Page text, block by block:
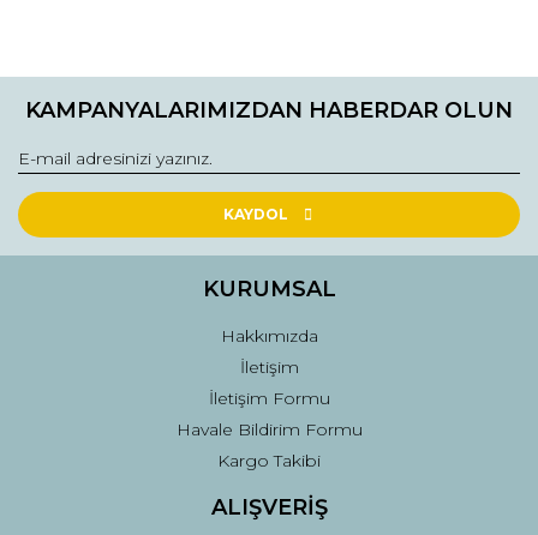
konularda yetersiz gördüğünüz noktaları öneri formunu
Görüş ve önerileriniz için teşekkür ederiz.
Ürün resmi kalitesiz, bozuk veya görüntülenemiyor.
Ürün açıklamasında eksik bilgiler bulunuyor.
Ürün fiyatı diğer sitelerden daha pahalı.
Gönder
KAMPANYALARIMIZDAN HABERDAR OLUN
KAYDOL
KURUMSAL
Hakkımızda
İletişim
İletişim Formu
Havale Bildirim Formu
Kargo Takibi
ALIŞVERİŞ